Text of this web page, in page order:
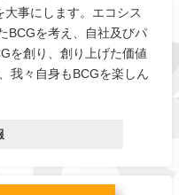
事にします。エコシス
BCGを考え、自社及びパ
を創り、創り上げた価値
我々自身もBCGを楽しん